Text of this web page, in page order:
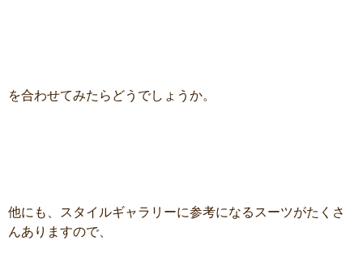
を合わせてみたらどうでしょうか。
他にも、スタイルギャラリーに参考になるスーツがたくさ
んありますので、